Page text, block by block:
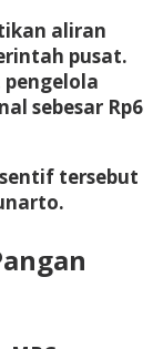
aliran
pusat.
pengelola
sebesar Rp6
tersebut